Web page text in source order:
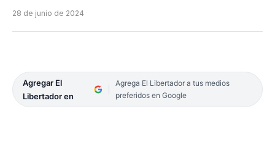
28 de junio de 2024
Agregar El
Libertador en
Agrega El Libertador a tus medios
preferidos en Google